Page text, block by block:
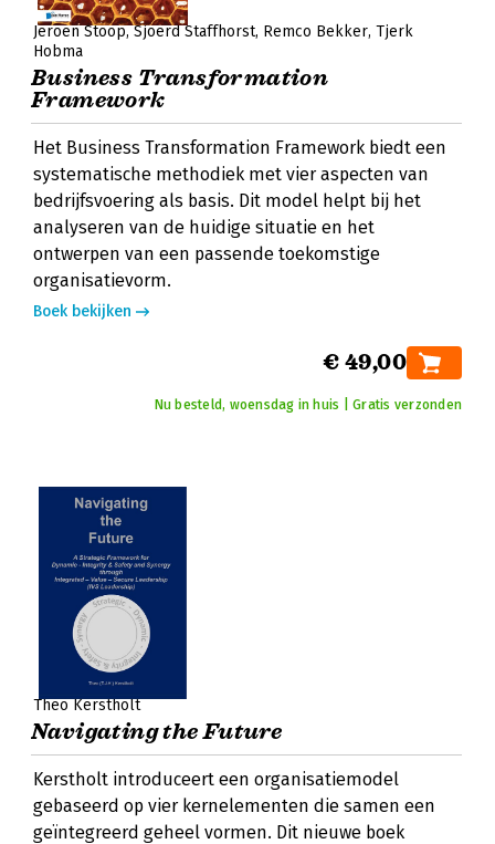
Jeroen Stoop Sjoerd Staffhorst Remco Bekker Tjerk
Hobma
Business Transformation
Framework
Het Business Transformation Framework biedt een
systematische methodiek met vier aspecten van
bedrijfsvoering als basis. Dit model helpt bij het
analyseren van de huidige situatie en het
ontwerpen van een passende toekomstige
organisatievorm.
Boek bekijken
€ 49,00
Nu besteld, woensdag in huis | Gratis verzonden
Theo Kerstholt
Navigating the Future
Kerstholt introduceert een organisatiemodel
gebaseerd op vier kernelementen die samen een
geïntegreerd geheel vormen. Dit nieuwe boek